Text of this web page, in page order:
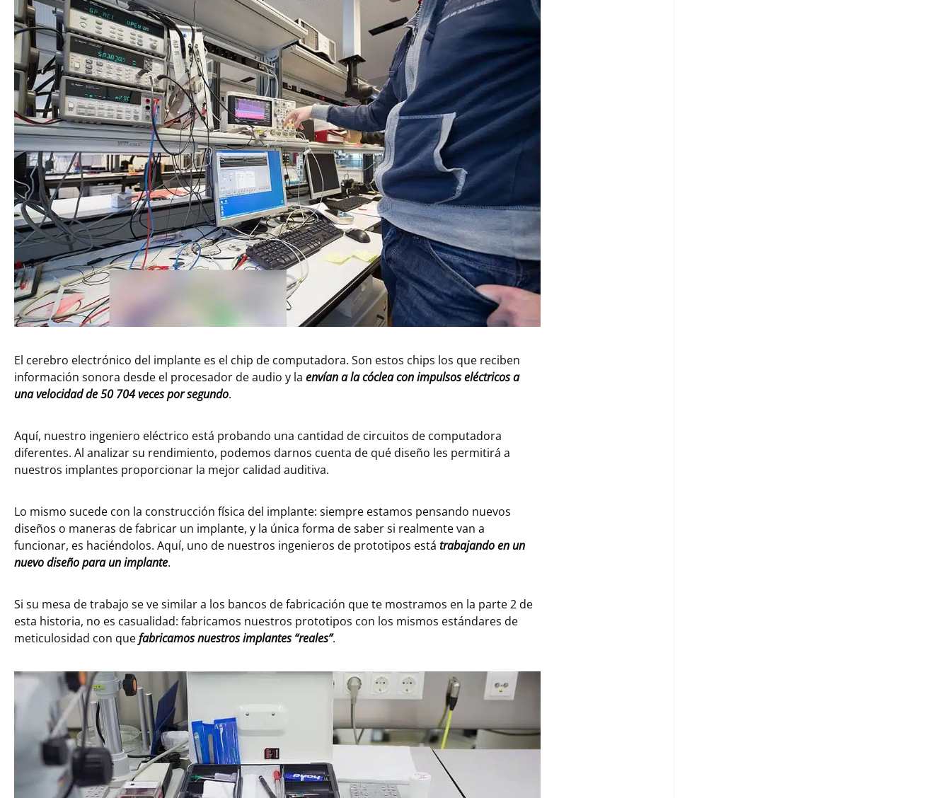
El cerebro electrónico del implante es el chip de computadora. Son estos chips los que reciben
información sonora desde el procesador de audio y la envían a la cóclea con impulsos eléctricos a
una velocidad de 50 704 veces por segundo.
Aquí, nuestro ingeniero eléctrico está probando una cantidad de circuitos de computadora
diferentes. Al analizar su rendimiento, podemos darnos cuenta de qué diseño les permitirá a
nuestros implantes proporcionar la mejor calidad auditiva.
Lo mismo sucede con la construcción física del implante: siempre estamos pensando nuevos
diseños o maneras de fabricar un implante, y la única forma de saber si realmente van a
funcionar, es haciéndolos. Aquí, uno de nuestros ingenieros de prototipos está trabajando en un
nuevo diseño para un implante.
Si su mesa de trabajo se ve similar a los bancos de fabricación que te mostramos en la parte 2 de
esta historia, no es casualidad: fabricamos nuestros prototipos con los mismos estándares de
meticulosidad con quefabricamos nuestros implantes “reales”.